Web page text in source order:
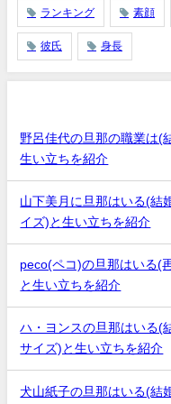
ランキング 素顔
彼氏 身長
野呂佳代の旦那の職業は(
生い立ちを紹介
山下美月に旦那はいる(結
イズ)と生い立ちを紹介
peco(ペコ)の旦那はいる(
と生い立ちを紹介
ハ・ヨンスの旦那はいる(
サイズ)と生い立ちを紹介
犬山紙子の旦那はいる(結